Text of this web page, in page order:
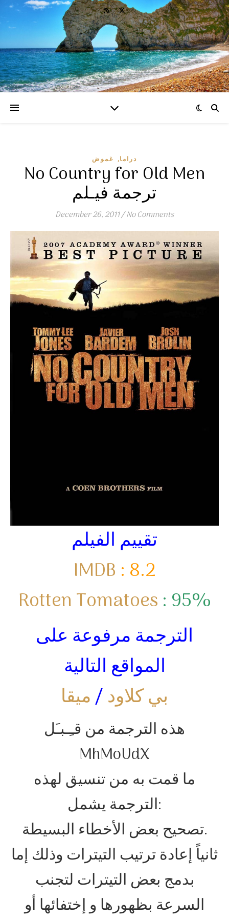
دراما, غموض
No Country for Old Men
ترجمة فيـلم
December 26, 2011/No Comments
تقييم الفيلم
IMDB : 8.2
Rotten Tomatoes : 95%
الترجمة مرفوعة على
المواقع التالية
بي كلاود/ميقا
هذه الترجمة من قـِـبـَل
MhMoUdX
ما قمت به من تنسيق لهذه
الترجمة يشمل:
تصحيح بعض الأخطاء البسيطة.
ثانياً إعادة ترتيب التيترات وذلك إما
بدمج بعض التيترات لتجنب
السرعة بظهورها و إختفائها أو